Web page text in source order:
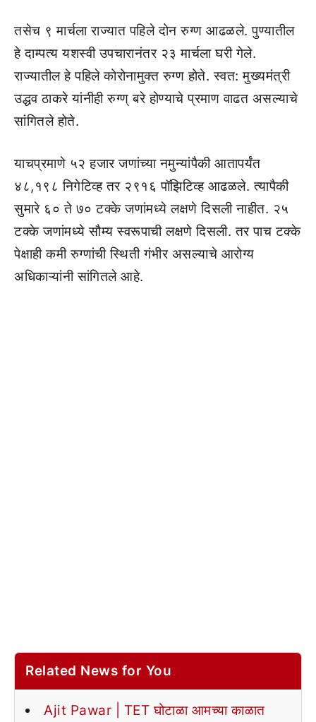
तसेच ९ मार्चला राज्यात पहिले दोन रुग्ण आढळले. पुण्यातील
हे दाम्पत्य यशस्वी उपचारानंतर २३ मार्चला घरी गेले.
राज्यातील हे पहिले कोरोनामुक्त रुग्ण होते. स्वत: मुख्यमंत्री
उद्धव ठाकरे यांनीही रुग्ण् बरे होण्याचे प्रमाण वाढत असल्याचे
सांगितले होते.
याचप्रमाणे ५२ हजार जणांच्या नमुन्यांपैकी आतापर्यंत
४८,१९८ निगेटिव्ह तर २९१६ पॉझिटिव्ह आढळले. त्यापैकी
सुमारे ६० ते ७० टक्के जणांमध्ये लक्षणे दिसली नाहीत. २५
टक्के जणांमध्ये सौम्य स्वरूपाची लक्षणे दिसली. तर पाच टक्के
पेक्षाही कमी रुग्णांची स्थिती गंभीर असल्याचे आरोग्य
अधिकाऱ्यांनी सांगितले आहे.
Related News for You
Ajit Pawar | TET घोटाळा आमच्या काळात